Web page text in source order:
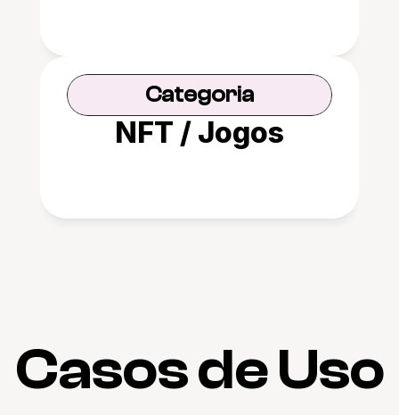
Categoria
NFT / Jogos
Casos de Uso